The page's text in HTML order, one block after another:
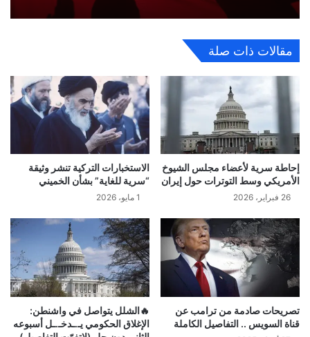
مقالات ذات صلة
إحاطة سرية لأعضاء مجلس الشيوخ
الأمريكي وسط التوترات حول إيران
26 فبراير، 2026
الاستخبارات التركية تنشر وثيقة
“سرية للغاية” بشأن الخميني
1 مايو، 2026
تصريحات صادمة من ترامب عن
قناة السويس .. التفاصيل الكاملة
🔥الشلل يتواصل في واشنطن:
الإغلاق الحكومي يـ.ـدخـ.ـل أسبوعه